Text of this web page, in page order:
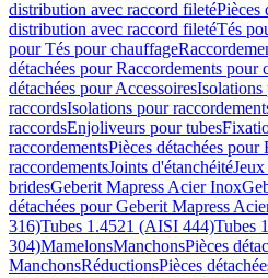
distribution avec raccord filetéPièces
distribution avec raccord filetéTés
pour Tés pour chauffage
détachées pour Raccordements pour
détachées pour AccessoiresIsolations
raccordsIsolations pour
raccordsEnjoliveurs pour tubes
raccordementsPièces détachées pour
raccordementsJoints d'étanchéité
bridesGeberit Mapress Acier Inox
détachées pour Geberit Mapress
316)Tubes 1.4521 (AISI 444)Tubes
304)MamelonsManchonsPièces
ManchonsRéductionsPièces